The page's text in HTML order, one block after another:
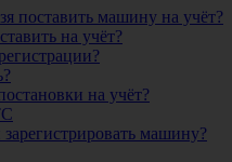
поставить машину на учёт?
на учёт?
на учёт?
машину?